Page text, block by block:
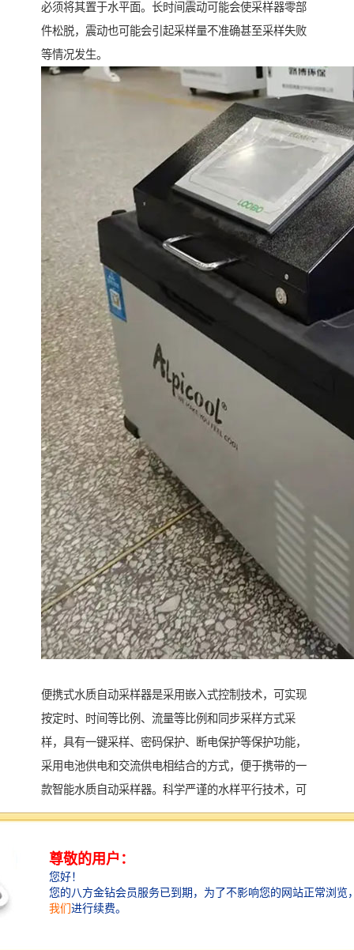
必须将其置于水平面。长时间震动可能会使采样器零部
件松脱，震动也可能会引起采样量不准确甚至采样失败
等情况发生。
便携式水质自动采样器是采用嵌入式控制技术，可实现
按定时、时间等比例、流量等比例和同步采样方式采
样，具有一键采样、密码保护、断电保护等保护功能，
采用电池供电和交流供电相结合的方式，便于携带的一
款智能水质自动采样器。科学严谨的水样平行技术，可
实现水样较大程度的一致，满足平行质控，多成分分析
作采样。设备具有体积小、易携带、使用简便、多种采
样模式等特点。